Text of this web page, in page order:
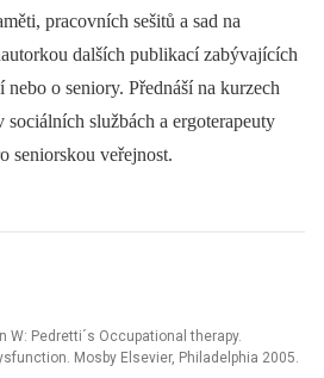
pracovních sešitů a sad na
dalších publikací zabývajících
nebo o seniory. Přednáší na kurzech
službách a ergoterapeuty
seniorskou veřejnost.
W: Pedretti´s Occupational therapy.
Mosby Elsevier, Philadelphia 2005.